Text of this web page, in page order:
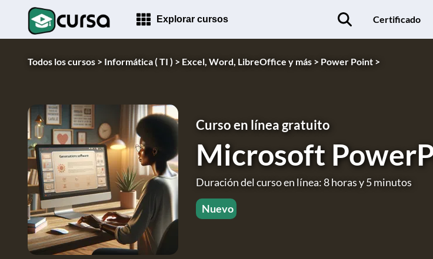
Explorar cursos Certificado
Todos los cursos > Informática ( TI ) > Excel, Word, LibreOffice y más > Power Point >
Curso en línea gratuito
Microsoft
Duración del curso en línea: 8 horas y 5 minutos
Nuevo